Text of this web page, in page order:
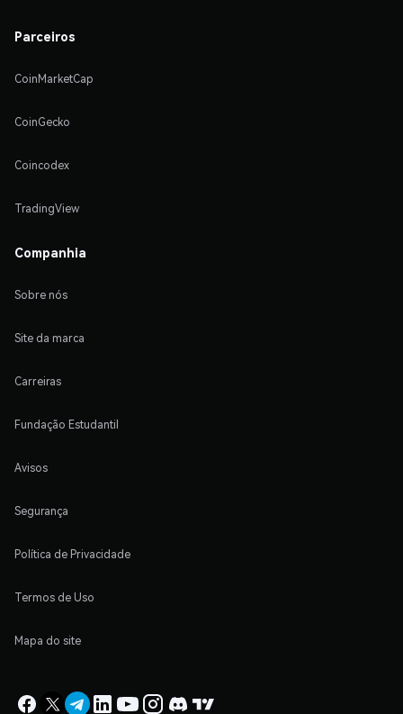
Parceiros
CoinMarketCap
CoinGecko
Coincodex
TradingView
Companhia
Sobre nós
Site da marca
Carreiras
Fundação Estudantil
Avisos
Segurança
Política de Privacidade
Termos de Uso
Mapa do site